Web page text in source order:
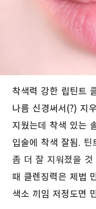
착색력 강한 립틴트
나름 신경써서(?) 지
지웠는데 착색 있는
입술에 착색 잘됨. 틴
좀 더 잘 지워졌을 것
때 클렌징력은 제법
색소 끼임 저정도면